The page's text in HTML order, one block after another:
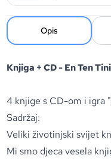
Opis
Knjiga + CD - En Ten Tini
4 knjige s CD-om i igra
Sadržaj:
Veliki životinjski svijet
Mi smo djeca vesela